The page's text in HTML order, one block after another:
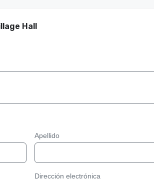
Hall
Apellido
Dirección electrónica